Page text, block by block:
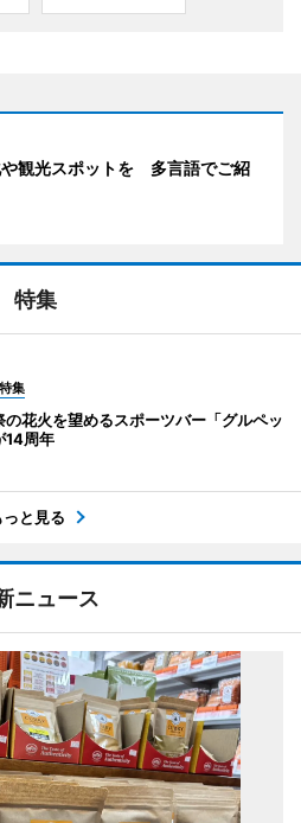
や観光スポットを 多言語でご紹
特集
集
の花火を望めるスポーツバー「グルペッ
14周年
っと見る
ニュース